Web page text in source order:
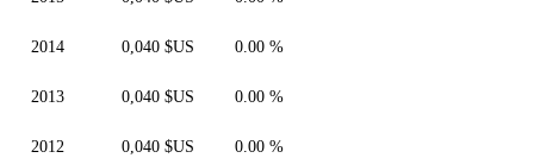
2014 0,040 $US 0.00 %
2013 0,040 $US 0.00 %
2012 0,040 $US 0.00 %